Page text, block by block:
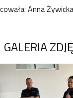
Anna Żywicka
GALERIA